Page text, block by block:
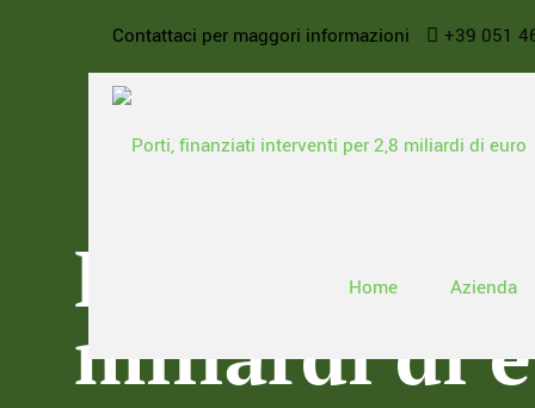
Contattaci per maggori informazioni +39 051
Home Azienda
Porti,
miliardi di